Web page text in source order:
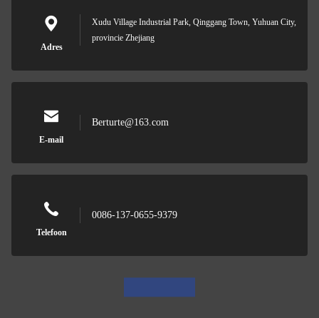
Adres
Xudu Village Industrial Park, Qinggang Town, Yuhuan City,
provincie Zhejiang
E-mail
Berturte@163.com
Telefoon
0086-137-0655-9379